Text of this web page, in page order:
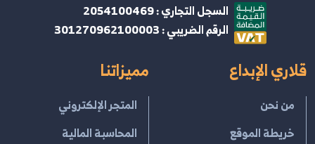
السجل التجاري : 2054100469
الرقم الضريبي : 301270962100003
قلاري الإبداع
من نحن
خريطة الموقع
مميزاتنا
المتجر الإلكتروني
المحاسبة المالية